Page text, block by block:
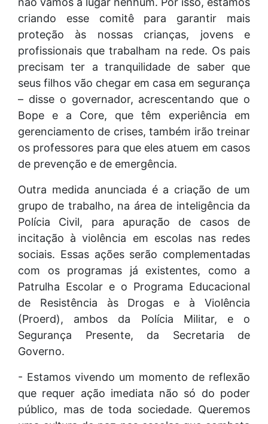
criando esse comitê para garantir mais
proteção às nossas crianças, jovens e
profissionais que trabalham na rede. Os pais
precisam ter a tranquilidade de saber que
seus filhos vão chegar em casa em segurança
– disse o governador, acrescentando que o
Bope e a Core, que têm experiência em
gerenciamento de crises, também irão treinar
os professores para que eles atuem em casos
de prevenção e de emergência.
Outra medida anunciada é a criação de um
grupo de trabalho, na área de inteligência da
Polícia Civil, para apuração de casos de
incitação à violência em escolas nas redes
sociais. Essas ações serão complementadas
com os programas já existentes, como a
Patrulha Escolar e o Programa Educacional
de Resistência às Drogas e à Violência
(Proerd), ambos da Polícia Militar, e o
Segurança Presente, da Secretaria de
Governo.
- Estamos vivendo um momento de reflexão
que requer ação imediata não só do poder
público, mas de toda sociedade. Queremos